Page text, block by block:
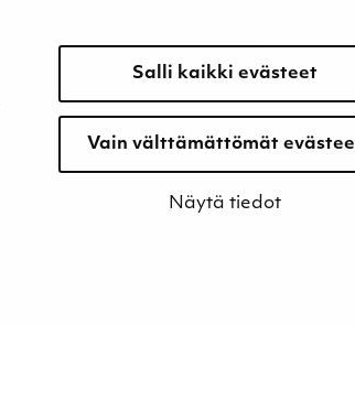
Salli kaikki evästeet
Vain välttämättömät
Näytä tiedot